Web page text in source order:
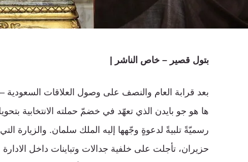
بتول قصير – خاص الناشر |
بعد قرابة العام والنصف على وصول العلاقات السعودية
ها هو جو بايدن الذي تعهّد في خضمّ حملته الانتخابية
رسميّةً تلبيةً لدعوةٍ وجّهها إليه الملك سلمان. والزيارة
حزيران، تأجلت على خلفية جدالات وتباينات داخل